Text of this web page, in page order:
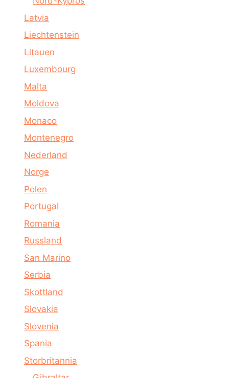
Latvia
Liechtenstein
Litauen
Luxembourg
Malta
Moldova
Monaco
Montenegro
Nederland
Norge
Polen
Portugal
Romania
Russland
San Marino
Serbia
Skottland
Slovakia
Slovenia
Spania
Storbritannia